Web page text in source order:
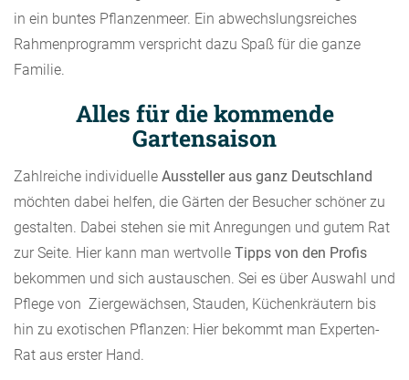
in ein buntes Pflanzenmeer. Ein abwechslungsreiches
Rahmenprogramm verspricht dazu Spaß für die ganze
Familie.
Alles für die kommende
Gartensaison
Zahlreiche individuelle Aussteller aus ganz Deutschland
möchten dabei helfen, die Gärten der Besucher schöner zu
gestalten. Dabei stehen sie mit Anregungen und gutem Rat
zur Seite. Hier kann man wertvolle Tipps von den Profis
bekommen und sich austauschen. Sei es über Auswahl und
Pflege von Ziergewächsen, Stauden, Küchenkräutern bis
hin zu exotischen Pflanzen: Hier bekommt man Experten-
Rat aus erster Hand.